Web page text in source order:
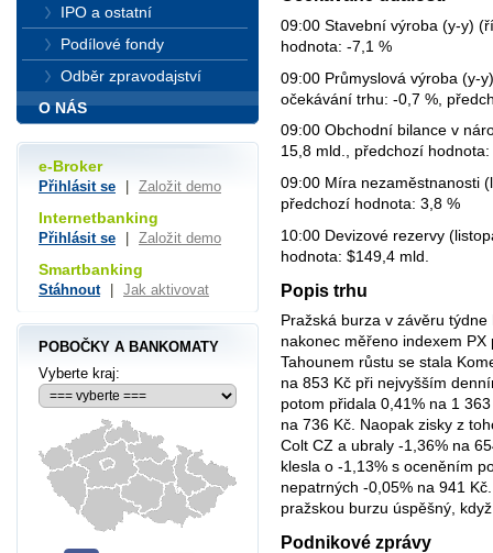
09:00 Stavební výroba (y-y)
hodnota: -7,1 %
09:00 Průmyslová výroba (y-
očekávání trhu: -0,7 %,
09:00 Obchodní bilance v
15,8 mld., předchozí
09:00 Míra nezaměstnanosti
předchozí hodnota: 3,8 %
10:00 Devizové rezervy
hodnota: $149,4 mld.
Popis trhu
Pražská burza v závěru
nakonec měřeno indexem
Tahounem růstu se stala
na 853 Kč při nejvyšším
potom přidala 0,41% na 1
na 736 Kč. Naopak zisky z
Colt CZ a ubraly -1,36% na
klesla o -1,13% s oceněním
nepatrných -0,05% na 941
pražskou burzu úspěšný,
Podnikové zprávy
IPO a ostatní
Podílové fondy
Odběr zpravodajství
O NÁS
e-Broker
Přihlásit se Založit demo
Internetbanking
Přihlásit se Založit demo
Smartbanking
Stáhnout Jak aktivovat
POBOČKY A BANKOMATY
Vyberte kraj: